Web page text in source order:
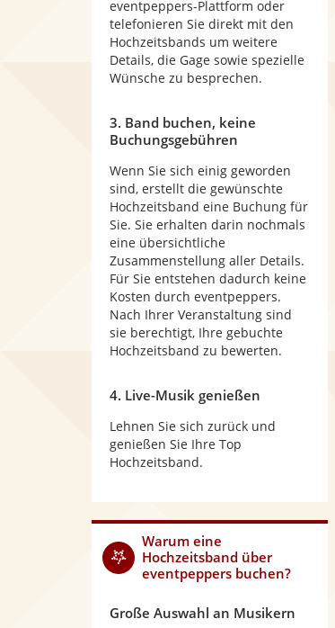
eventpeppers-Plattform oder
telefonieren Sie direkt mit den
Hochzeitsbands um weitere
Details, die Gage sowie spezielle
Wünsche zu besprechen.
3. Band buchen, keine
Buchungsgebühren
Wenn Sie sich einig geworden
sind, erstellt die gewünschte
Hochzeitsband eine Buchung für
Sie. Sie erhalten darin nochmals
eine übersichtliche
Zusammenstellung aller Details.
Für Sie entstehen dadurch keine
Kosten durch eventpeppers.
Nach Ihrer Veranstaltung sind
sie berechtigt, Ihre gebuchte
Hochzeitsband zu bewerten.
4. Live-Musik genießen
Lehnen Sie sich zurück und
genießen Sie Ihre Top
Hochzeitsband.
Warum eine
Hochzeitsband über
eventpeppers buchen?
Große Auswahl an Musikern